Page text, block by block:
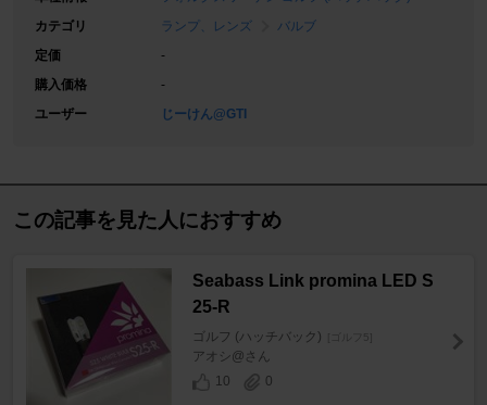
カテゴリ
ランプ、レンズ
バルブ
定価
-
購入価格
-
ユーザー
じーけん@GTI
この記事を見た人におすすめ
Seabass Link promina LED S
25-R
ゴルフ (ハッチバック) [ゴルフ5]
アオシ@さん
10
0